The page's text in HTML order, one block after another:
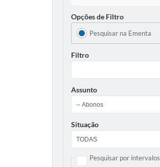
Opções de Filtro
Pesquisar na Ementa
Filtro
Assunto
Situação
Pesquisar por intervalos